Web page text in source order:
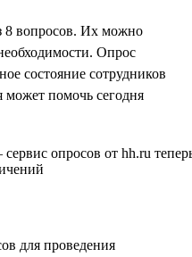
8 вопросов. Их можно
Опрос
состояние сотрудников
может помочь сегодня
для проведения